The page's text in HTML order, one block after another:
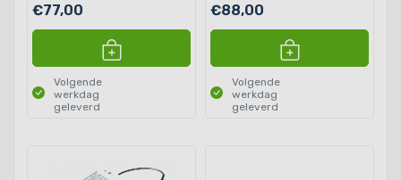
€77,00
Volgende
werkdag
geleverd
€88,00
Volgende
werkdag
geleverd